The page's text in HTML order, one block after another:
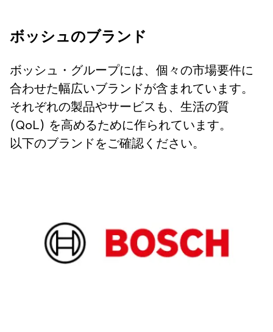
ボッシュのブランド
ボッシュ・グループには、個々の市場要件に
合わせた幅広いブランドが含まれています。
それぞれの製品やサービスも、生活の質
(QoL) を高めるために作られています。
以下のブランドをご確認ください。